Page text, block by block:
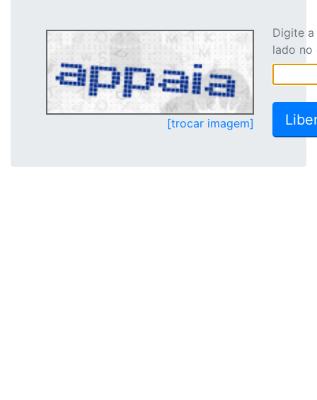
[trocar imagem]
Digite
lado no